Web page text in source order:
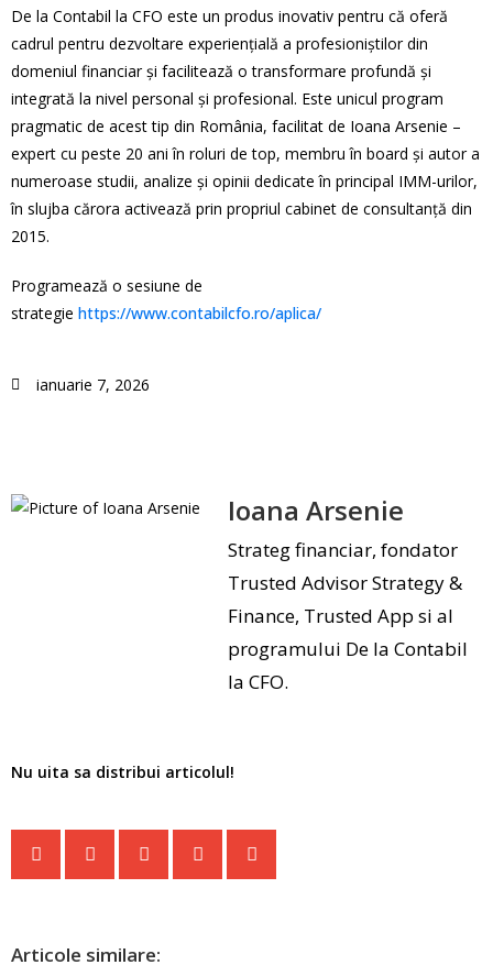
De la Contabil la CFO este un produs inovativ pentru că oferă
cadrul pentru dezvoltare experienţială a profesioniştilor din
domeniul financiar şi facilitează o transformare profundă şi
integrată la nivel personal şi profesional. Este unicul program
pragmatic de acest tip din România, facilitat de Ioana Arsenie –
expert cu peste 20 ani în roluri de top, membru în board și autor a
numeroase studii, analize și opinii dedicate în principal IMM-urilor,
în slujba cărora activează prin propriul cabinet de consultanţă din
2015.
Programează o sesiune de
strategie https://www.contabilcfo.ro/aplica/
ianuarie 7, 2026
Ioana Arsenie
Strateg financiar, fondator
Trusted Advisor Strategy &
Finance, Trusted App si al
programului De la Contabil
la CFO.
Nu uita sa distribui articolul!
Articole similare: